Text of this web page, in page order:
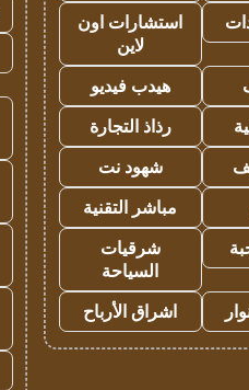
استشارات اون
لاين
هيدب فيديو
رذاذ التجارة
شهود نت
مباشر التقنية
شرقيات
السياحة
اشراق الأرباح